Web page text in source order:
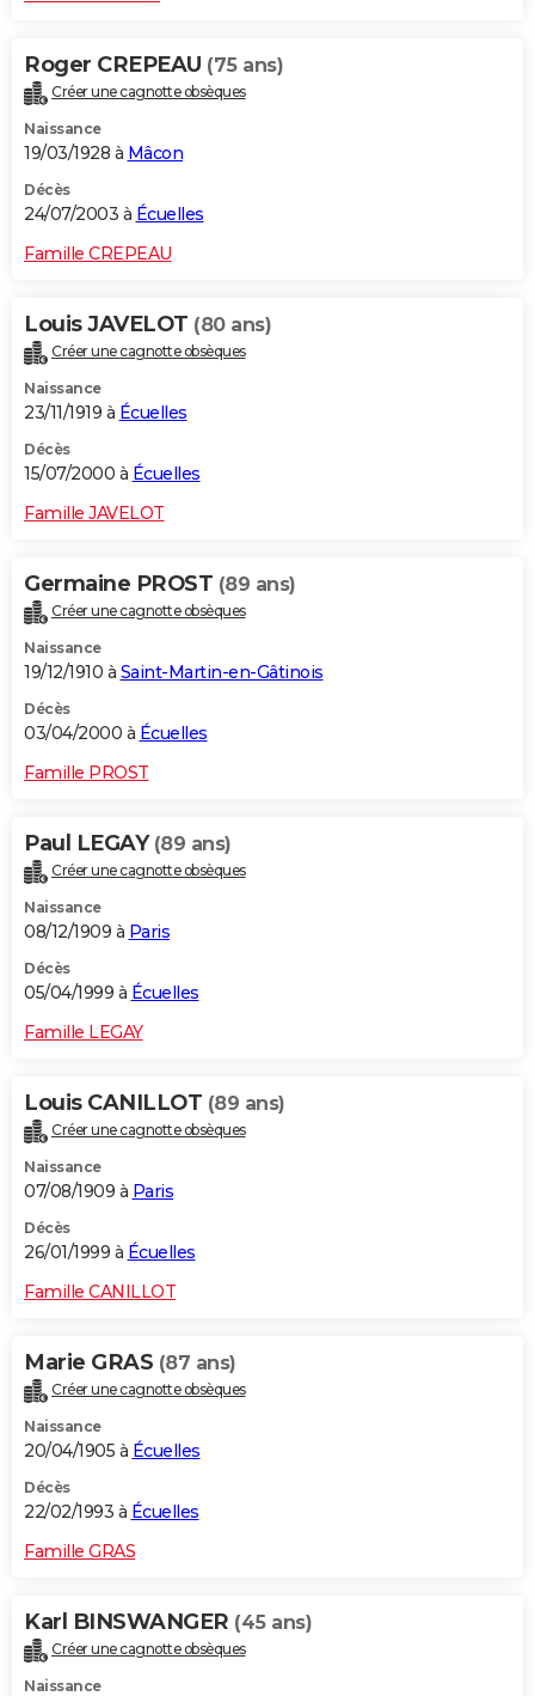
Roger CREPEAU (75 ans)
Créer une cagnotte obsèques
Naissance
19/03/1928 à Mâcon
Décès
24/07/2003 à Écuelles
Famille CREPEAU
Louis JAVELOT (80 ans)
Créer une cagnotte obsèques
Naissance
23/11/1919 à Écuelles
Décès
15/07/2000 à Écuelles
Famille JAVELOT
Germaine PROST (89 ans)
Créer une cagnotte obsèques
Naissance
19/12/1910 à Saint-Martin-en-Gâtinois
Décès
03/04/2000 à Écuelles
Famille PROST
Paul LEGAY (89 ans)
Créer une cagnotte obsèques
Naissance
08/12/1909 à Paris
Décès
05/04/1999 à Écuelles
Famille LEGAY
Louis CANILLOT (89 ans)
Créer une cagnotte obsèques
Naissance
07/08/1909 à Paris
Décès
26/01/1999 à Écuelles
Famille CANILLOT
Marie GRAS (87 ans)
Créer une cagnotte obsèques
Naissance
20/04/1905 à Écuelles
Décès
22/02/1993 à Écuelles
Famille GRAS
Karl BINSWANGER (45 ans)
Créer une cagnotte obsèques
Naissance